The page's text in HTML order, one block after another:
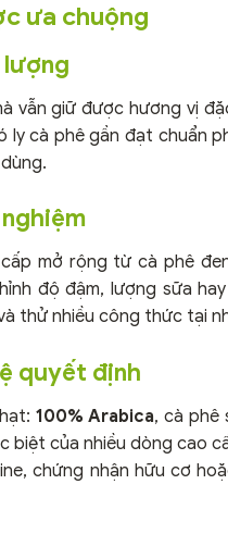
ưa chuộng
lượng
vẫn giữ được hương vị
cà phê gần đạt chuẩn
mở rộng từ cà phê
độ đậm, lượng sữa
thử nhiều công thức tại
quyết định
100% Arabica, cà phê
biệt của nhiều dòng cao
chứng nhận hữu cơ